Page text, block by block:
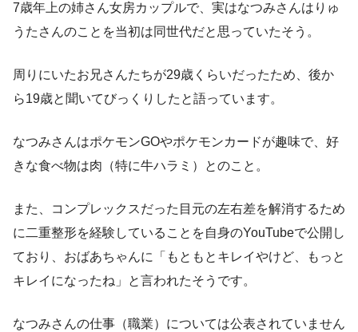
7歳年上の姉さん女房カップルで、実はなつみさんはりゅ
うたさんのことを当初は同世代だと思っていたそう。
周りにいたお兄さんたちが29歳くらいだったため、後か
ら19歳と聞いてびっくりしたと語っています。
なつみさんはポケモンGOやポケモンカードが趣味で、好
きな食べ物は肉（特に牛ハラミ）とのこと。
また、コンプレックスだった目元の左右差を解消するため
に二重整形を経験していることを自身のYouTubeで公開し
ており、おばあちゃんに「もともとキレイやけど、もっと
キレイになったね」と言われたそうです。
なつみさんの仕事（職業）については公表されていません